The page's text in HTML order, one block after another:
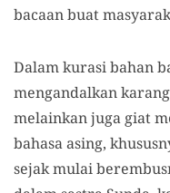
bacaan buat
Dalam kurasi bahan
mengandalkan
melainkan juga giat
bahasa asing,
sejak mulai